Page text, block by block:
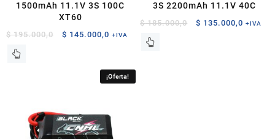
1500mAh 11.1V 3S 100C
XT60
$195.000,0
El
$ 195.000,0.
$ 145.000,0 El
es:
$ 145.000,0.
+IVA
3S 2200mAh 11.1V 40C
$185.000,0
El
$ 135.000,0 El
+IVA
¡Oferta!